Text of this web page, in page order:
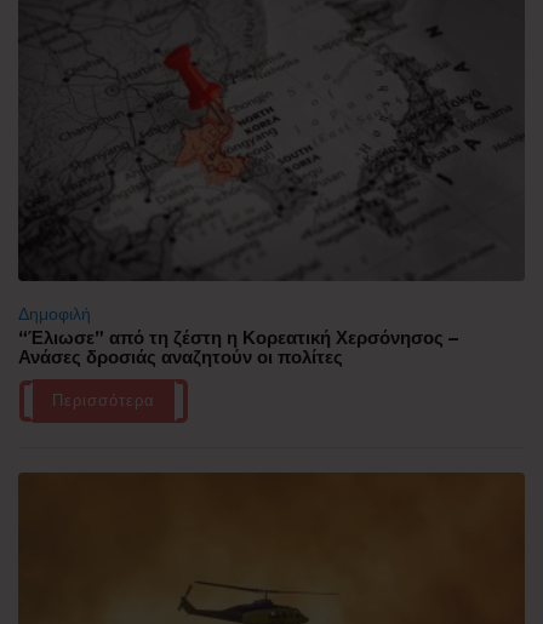
Δημοφιλή
“Έλιωσε” από τη ζέστη η Κορεατική Χερσόνησος –
Ανάσες δροσιάς αναζητούν οι πολίτες
Περισσότερα